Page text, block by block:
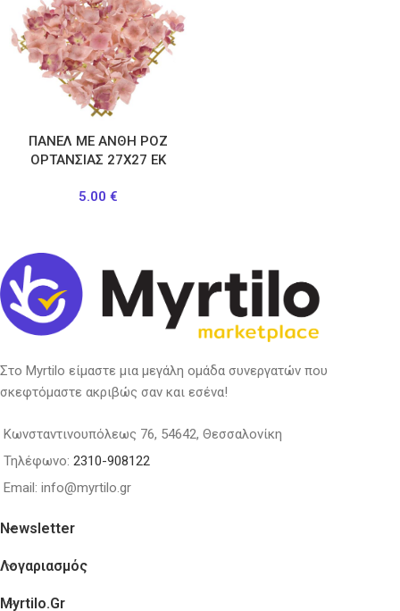
ΠΑΝΕΛ ΜΕ ΑΝΘΗ ΡΟΖ
ΟΡΤΑΝΣΙΑΣ 27Χ27 ΕΚ
5.00 €
Στο Myrtilo είμαστε μια μεγάλη ομάδα συνεργατών που
σκεφτόμαστε ακριβώς σαν και εσένα!
Κωνσταντινουπόλεως 76, 54642, Θεσσαλονίκη
Τηλέφωνο: 2310-908122
Email: info@myrtilo.gr
Newsletter
Λογαριασμός
Myrtilo.gr